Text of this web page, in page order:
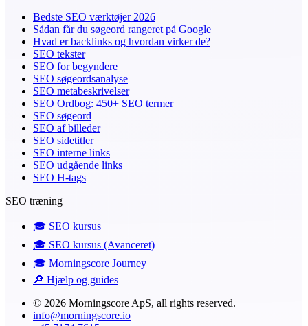
Bedste SEO værktøjer 2026
Sådan får du søgeord rangeret på Google
Hvad er backlinks og hvordan virker de?
SEO tekster
SEO for begyndere
SEO søgeordsanalyse
SEO metabeskrivelser
SEO Ordbog: 450+ SEO termer
SEO søgeord
SEO af billeder
SEO sidetitler
SEO interne links
SEO udgående links
SEO H-tags
SEO træning
🎓️ SEO kursus
🎓️ SEO kursus (Avanceret)
🎓 Morningscore Journey
🔎 Hjælp og guides
© 2026 Morningscore ApS, all rights reserved.
info@morningscore.io